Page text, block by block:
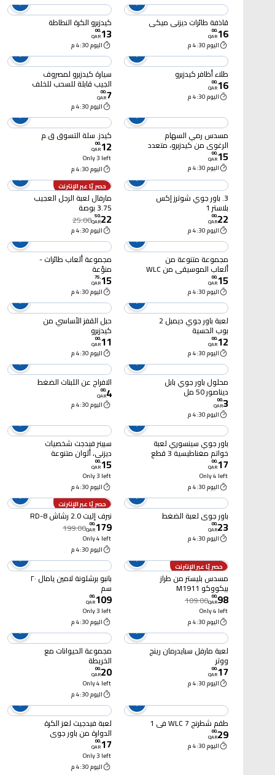
قاذفة طائرات ديزني ميكي
16
.
00
QAR
اليوم 4:30 م
كيدزبرو الكرة النطاطة
13
.
00
QAR
اليوم 4:30 م
طلاء أظافر كيدزبرو
16
.
00
QAR
اليوم 4:30 م
سيارة كيدزبرو لمصروف
الجيب قابلة للسحب للخلف
للطرق الوعرة
7
.
00
QAR
اليوم 4:30 م
مسدس رمي السهام
الرغوي من كيدزبرو، متعدد
الألوان
15
.
00
QAR
اليوم 4:30 م
كيدز. سلة التسوق ق.م
12
.
00
QAR
Only 3 left
اليوم 4:30 م
3. باور جوي شوترز إكس
بلاستر 1
22
.
00
QAR
اليوم 4:30 م
حصريًا عبر الإنترنت
مارفال لعبة الرجل العجيب
3.75 بوصة
22
.
50
QAR
25.00
اليوم 4:30 م
مجموعة متنوعة من
ألعاب الموسيقى من WLC
15
.
00
QAR
اليوم 4:30 م
مجموعة ألعاب طائرات -
منوّعة
15
.
75
QAR
اليوم 4:30 م
لعبة باور جوي ديمبل 2
بوب الحسية
12
.
00
QAR
اليوم 4:30 م
حبل القفز الأساسي من
كيدزبرو
11
.
00
QAR
اليوم 4:30 م
محلول باور جوي بابل
ديناصور 50 مل
3
.
00
QAR
اليوم 4:30 م
الافراج عن اللبنات الضغط
4
.
00
QAR
اليوم 4:30 م
باور جوي سينسوري لعبة
خواتم مغناطيسية 3 قطع
17
.
00
QAR
Only 4 left
اليوم 4:30 م
سبينر فيدجت شخصيات
ديزني، ألوان متنوعة
15
.
00
QAR
Only 3 left
اليوم 4:30 م
باور جوي لعبة الضغط
23
.
00
QAR
اليوم 4:30 م
حصريًا عبر الإنترنت
نيرف إليت 2.0 رشاش RD-8
179
.
00
QAR
199.00
Only 4 left
اليوم 4:30 م
حصريًا عبر الإنترنت
مسدس بليستر من طراز
بيكووكو M1911
98
.
00
QAR
109.00
Only 4 left
اليوم 4:30 م
بانبو برشلونة لامين يامال ٢٠
سم
109
.
00
QAR
Only 3 left
اليوم 4:30 م
لعبة مارفل سبايدرمان رينج
ووتر
17
.
00
QAR
اليوم 4:30 م
مجموعة الحيوانات مع
الخريطة
20
.
00
QAR
Only 4 left
اليوم 4:30 م
طقم شطرنج WLC 7 في 1
29
.
00
QAR
اليوم 4:30 م
لعبة فيدجيت لغز الكرة
الدوارة من باور جوي
متعددة الألوان
17
.
00
QAR
Only 3 left
اليوم 4:30 م